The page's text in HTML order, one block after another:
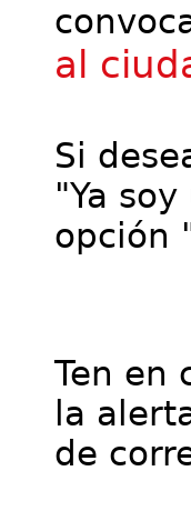
al
Si
"Ya
opción
Ten en
la
de